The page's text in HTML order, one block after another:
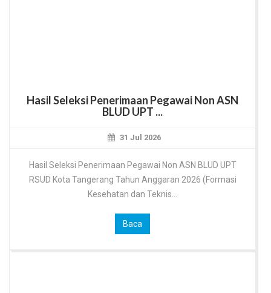
Hasil Seleksi Penerimaan Pegawai Non ASN
BLUD UPT ...
31 Jul 2026
Hasil Seleksi Penerimaan Pegawai Non ASN BLUD UPT
RSUD Kota Tangerang Tahun Anggaran 2026 (Formasi
Kesehatan dan Teknis...
Baca